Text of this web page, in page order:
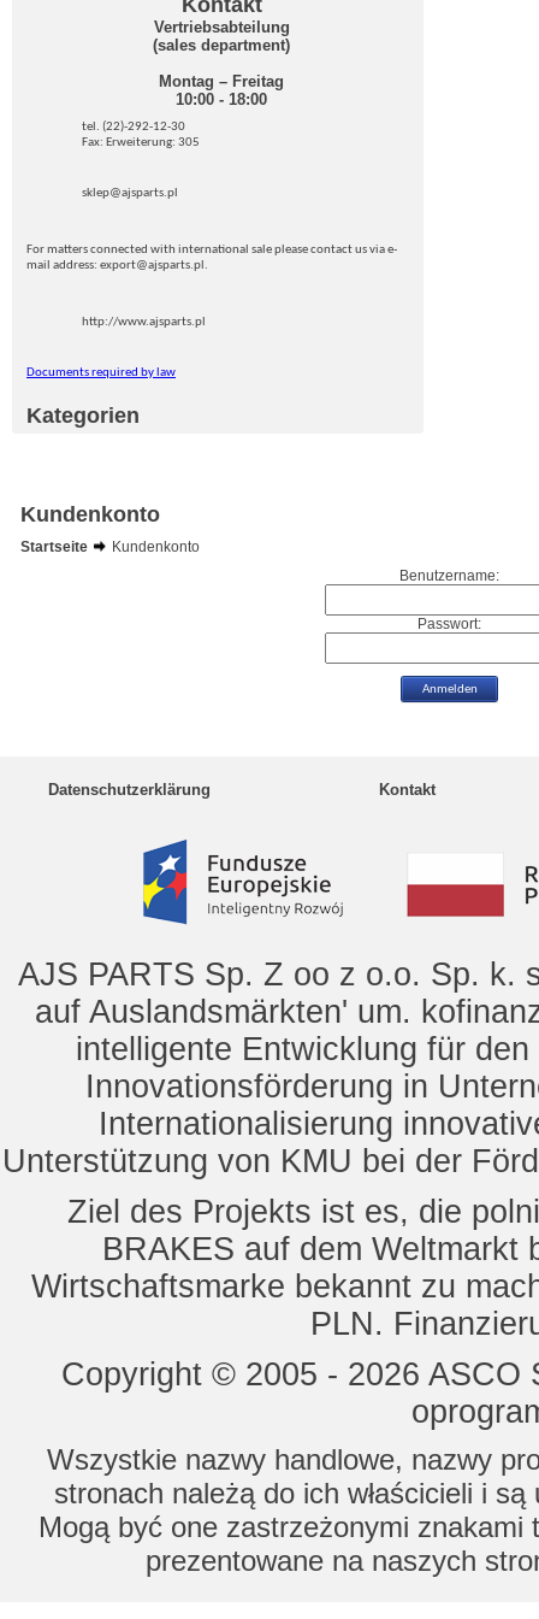
Kontakt
Vertriebsabteilung
(sales department)
Montag – Freitag
10:00 - 18:00
tel. (22)-292-12-30
Fax: Erweiterung: 305
sklep@ajsparts.pl
For matters connected with international sale please contact us via e-
mail address: export@ajsparts.pl.
http://www.ajsparts.pl
Documents required by law
Kategorien
Kundenkonto
Startseite
Kundenkonto
Benutzername:
Passwort:
Datenschutzerklärung Kontakt
AJS PARTS Sp. Z oo z o.o. Sp. k.
auf Auslandsmärkten' um.
intelligente Entwicklung für
Innovationsförderung in
Internationalisierung
Unterstützung von KMU bei der
Ziel des Projekts ist es, die
BRAKES auf dem Weltmarkt
Wirtschaftsmarke bekannt zu
PLN.
Copyright © 2005 - 2026
Wszystkie nazwy handlowe, nazwy
stronach należą do ich właścicieli i
Mogą być one zastrzeżonymi znakami
prezentowane na naszych